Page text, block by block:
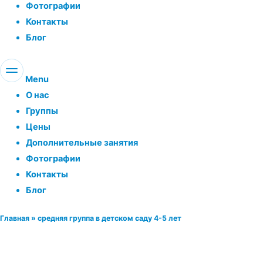
Фотографии
Контакты
Блог
Menu
О нас
Группы
Цены
Дополнительные занятия
Фотографии
Контакты
Блог
Главная » средняя группа в детском саду 4-5 лет